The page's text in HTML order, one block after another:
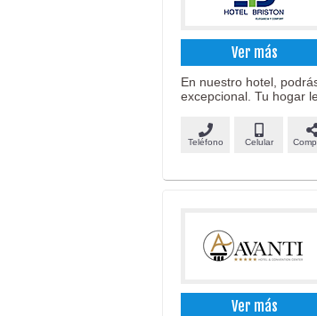
Ver más
En nuestro hotel,
excepcional. Tu hogar
Teléfono Celular
Ver más